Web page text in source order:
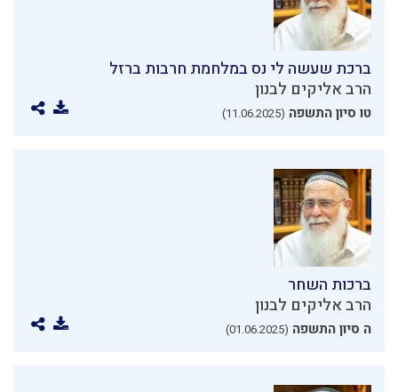
ברכת שעשה לי נס במלחמת חרבות ברזל
הרב אליקים לבנון
טו סיון התשפה (11.06.2025)
ברכות השחר
הרב אליקים לבנון
ה סיון התשפה (01.06.2025)